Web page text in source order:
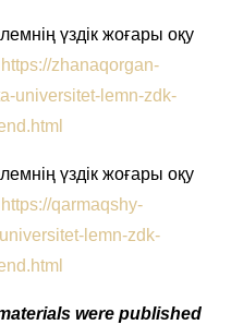
үздік жоғары оқу
https://zhanaqorgan-
universitet-lemn-zdk-
үздік жоғары оқу
https://qarmaqshy-
lemn-zdk-
were published